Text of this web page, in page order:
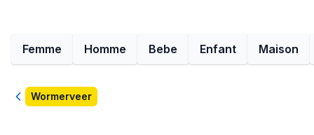
Femme Homme Bebe Enfant Maison
RetourWormerveer